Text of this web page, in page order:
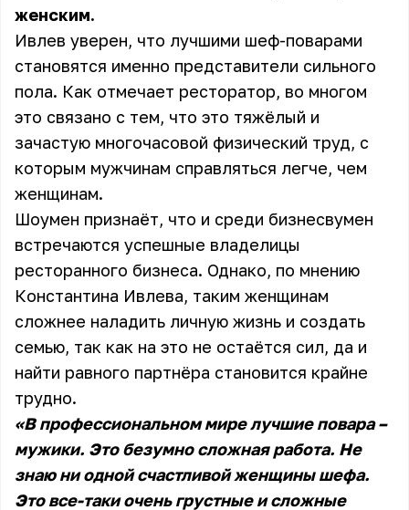
женским.
Ивлев уверен, что лучшими шеф-поварами
становятся именно представители сильного
пола. Как отмечает ресторатор, во многом
это связано с тем, что это тяжёлый и
зачастую многочасовой физический труд, с
которым мужчинам справляться легче, чем
женщинам.
Шоумен признаёт, что и среди бизнесвумен
встречаются успешные владелицы
ресторанного бизнеса. Однако, по мнению
Константина Ивлева, таким женщинам
сложнее наладить личную жизнь и создать
семью, так как на это не остаётся сил, да и
найти равного партнёра становится крайне
трудно.
«В профессиональном мире лучшие повара –
мужики. Это безумно сложная работа. Не
знаю ни одной счастливой женщины шефа.
Это все-таки очень грустные и сложные